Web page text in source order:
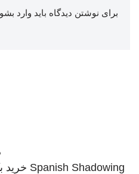
برای نوشتن دیدگاه باید وارد
Spanish Shadowing خرید